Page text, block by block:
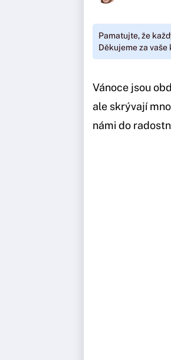
Pamatujte, že
Děkujeme za vaše
Vánoce jsou
ale skrývají
námi do